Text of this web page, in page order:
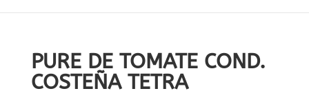
PURE DE TOMATE COND.
COSTEÑA TETRA